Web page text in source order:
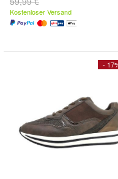
Kostenloser Versand
-